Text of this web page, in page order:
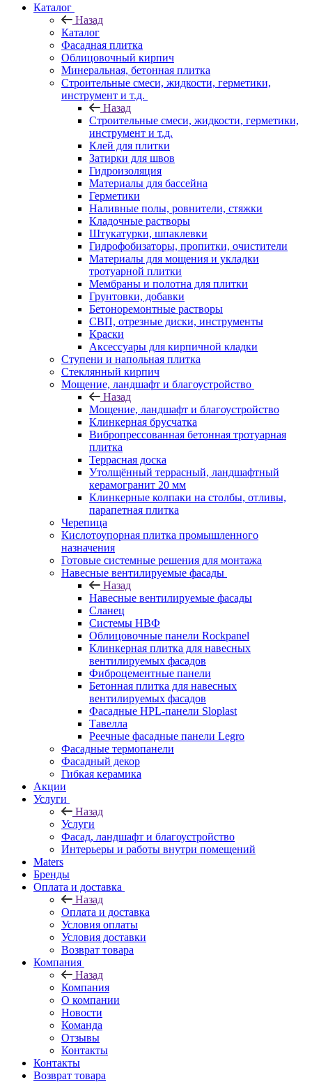
Каталог
Назад
Каталог
Фасадная плитка
Облицовочный кирпич
Минеральная, бетонная плитка
Строительные смеси, жидкости, герметики,
инструмент и т.д.
Назад
Строительные смеси, жидкости, герметики,
инструмент и т.д.
Клей для плитки
Затирки для швов
Гидроизоляция
Материалы для бассейна
Герметики
Наливные полы, ровнители, стяжки
Кладочные растворы
Штукатурки, шпаклевки
Гидрофобизаторы, пропитки, очистители
Материалы для мощения и укладки
тротуарной плитки
Мембраны и полотна для плитки
Грунтовки, добавки
Бетоноремонтные растворы
СВП, отрезные диски, инструменты
Краски
Аксессуары для кирпичной кладки
Ступени и напольная плитка
Cтеклянный кирпич
Мощение, ландшафт и благоустройство
Назад
Мощение, ландшафт и благоустройство
Клинкерная брусчатка
Вибропрессованная бетонная тротуарная
плитка
Террасная доска
Утолщённый террасный, ландшафтный
керамогранит 20 мм
Клинкерные колпаки на столбы, отливы,
парапетная плитка
Черепица
Кислотоупорная плитка промышленного
назначения
Готовые системные решения для монтажа
Навесные вентилируемые фасады
Назад
Навесные вентилируемые фасады
Сланец
Системы НВФ
Облицовочные панели Rockpanel
Клинкерная плитка для навесных
вентилируемых фасадов
Фиброцементные панели
Бетонная плитка для навесных
вентилируемых фасадов
Фасадные HPL-панели Sloplast
Тавелла
Реечные фасадные панели Legro
Фасадные термопанели
Фасадный декор
Гибкая керамика
Акции
Услуги
Назад
Услуги
Фасад, ландшафт и благоустройство
Интерьеры и работы внутри помещений
Maters
Бренды
Оплата и доставка
Назад
Оплата и доставка
Условия оплаты
Условия доставки
Возврат товара
Компания
Назад
Компания
О компании
Новости
Команда
Отзывы
Контакты
Контакты
Возврат товара